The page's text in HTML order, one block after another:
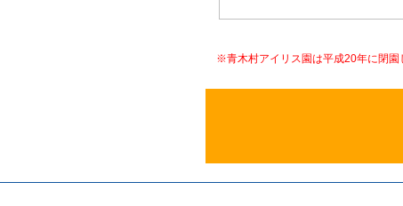
※青木村アイリス園は平成20年に閉園